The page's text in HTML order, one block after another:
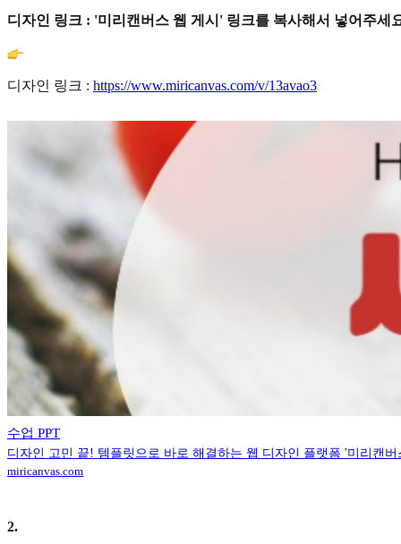
디자인 링크 : '미리캔버스 웹 게시' 링크를 복사해서 넣어주세
디자인 링크 : https://www.miricanvas.com/v/13avao3
수업 PPT
디자인 고민 끝! 템플릿으로 바로 해결하는 웹 디자인 플랫폼 '미리캔버
miricanvas.com
2.